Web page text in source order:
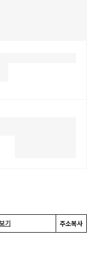
기 주소복사